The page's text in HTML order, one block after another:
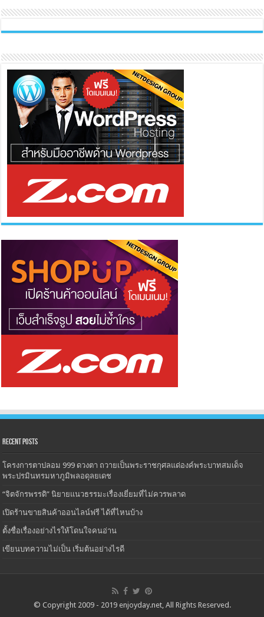
Recent Posts
โครงการตาปลอม 999 ดวงตา ถวายเป็นพระราชกุศลแด่องค์พระบาทสมเด็จ
พระปรมินทรมหาภูมิพลอดุลยเดช
“จิตจักรพรรดิ” นิยายแนวธรรมะเรื่องเยี่ยมที่ไม่ควรพลาด
เปิดร้านขายสินค้าออนไลน์ฟรี ได้ที่ไหนบ้าง
ตั้งชื่อเรื่องอย่างไรให้โดนใจคนอ่าน
เขียนบทความไม่เป็น เริ่มต้นอย่างไรดี
© Copyright 2009 - 2019 enjoyday.net, All Rights Reserved.